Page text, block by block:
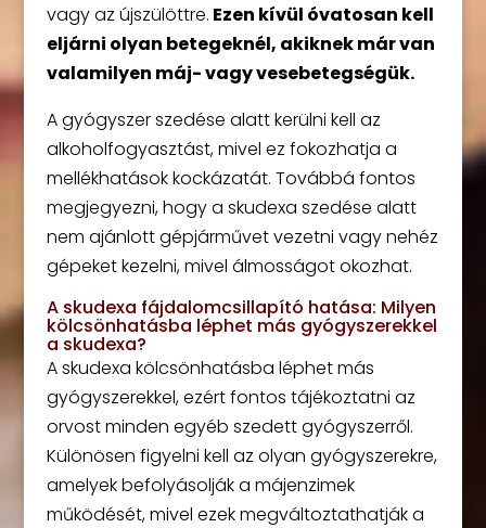
vagy az újszülöttre. Ezen kívül óvatosan kell
eljárni olyan betegeknél, akiknek már van
valamilyen máj- vagy vesebetegségük.
A gyógyszer szedése alatt kerülni kell az
alkoholfogyasztást, mivel ez fokozhatja a
mellékhatások kockázatát. Továbbá fontos
megjegyezni, hogy a skudexa szedése alatt
nem ajánlott gépjárművet vezetni vagy nehéz
gépeket kezelni, mivel álmosságot okozhat.
A skudexa fájdalomcsillapító hatása: Milyen
kölcsönhatásba léphet más gyógyszerekkel
a skudexa?
A skudexa kölcsönhatásba léphet más
gyógyszerekkel, ezért fontos tájékoztatni az
orvost minden egyéb szedett gyógyszerről.
Különösen figyelni kell az olyan gyógyszerekre,
amelyek befolyásolják a májenzimek
működését, mivel ezek megváltoztathatják a